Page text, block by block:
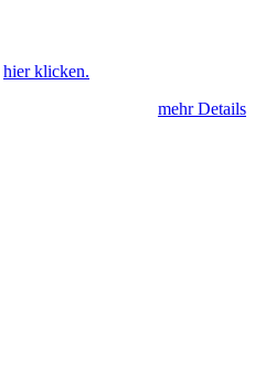
hier klicken.
mehr Details